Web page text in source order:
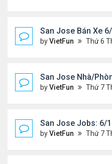
San Jose Bán Xe
byVietFun Thứ 6 Tháng 6 18, 2021 1:53
San Jose Nhà/
byVietFun Thứ 7 Tháng 6 12, 2021
San Jose Jobs: 6/
byVietFun Thứ 7 Tháng 6 12, 2021